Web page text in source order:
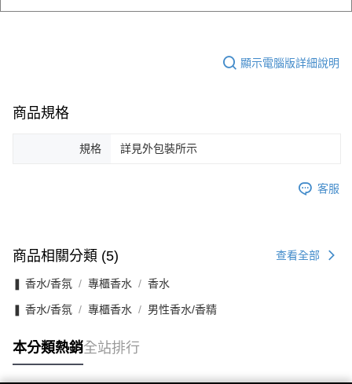
顯示電腦版詳細說明
商品規格
規格 詳見外包裝所示
客服
商品相關分類 (5) 查看全部
❚ 香水/香氛 專櫃香水 香水
❚ 香水/香氛 專櫃香水 男性香水/香精
本分類熱銷全站排行